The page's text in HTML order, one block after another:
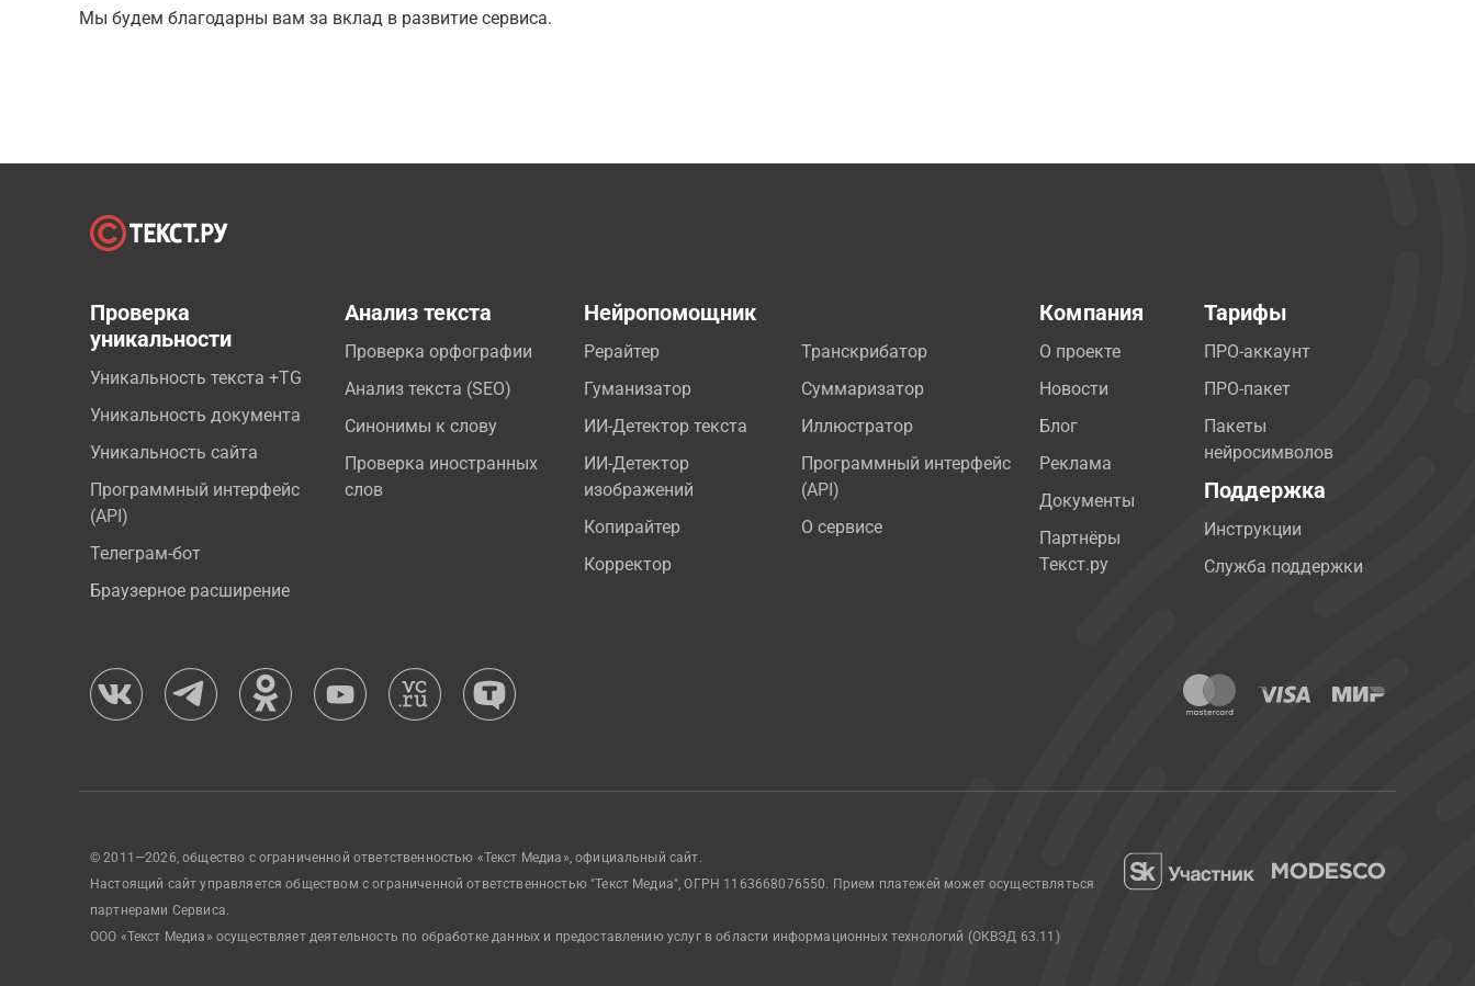
Мы будем благодарны вам за вклад в развитие сервиса.
Проверка
уникальности
Уникальность текста +TG
Уникальность документа
Уникальность сайта
Программный интерфейс
(API)
Телеграм-бот
Браузерное расширение
Анализ текста
Проверка орфографии
Анализ текста (SEO)
Синонимы к слову
Проверка иностранных
слов
Нейропомощник
Рерайтер
Гуманизатор
ИИ-Детектор текста
ИИ-Детектор
изображений
Копирайтер
Корректор
Транскрибатор
Суммаризатор
Иллюстратор
Программный интерфейс
(API)
О сервисе
Компания
О проекте
Новости
Блог
Реклама
Документы
Партнёры
Текст.ру
Тарифы
ПРО-аккаунт
ПРО-пакет
Пакеты
нейросимволов
Поддержка
Инструкции
Служба поддержки
© 2011—2026, общество с ограниченной ответственностью «Текст Медиа», официальный сайт.
Настоящий сайт управляется обществом с ограниченной ответственностью "Текст Медиа", ОГРН 1163668076550. Прием платежей может осуществляться
партнерами Сервиса.
ООО «Текст Медиа» осуществляет деятельность по обработке данных и предоставлению услуг в области информационных технологий (ОКВЭД 63.11)